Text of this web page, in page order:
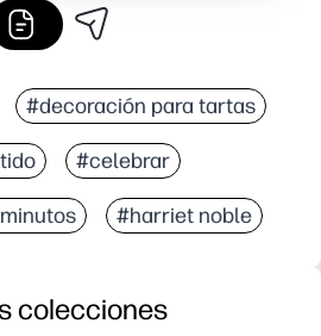
#decoración para tartas
#celebrar
#harriet noble
colecciones